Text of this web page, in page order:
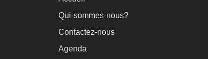
Qui-sommes-nous?
Contactez-nous
Agenda